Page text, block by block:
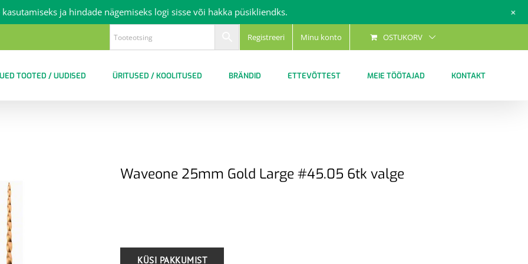
Registreeri Minu konto OSTUKORV
TOOTED / UUDISED ÜRITUSED / KOOLITUSED BRÄNDID ETTEVÕTTEST MEIE TÖÖTAJAD KONTAKT
Waveone 25mm Gold Large #45.05 6tk valge
kasutamiseks ja hindade nägemiseks logi sisse või hakka püsikliendks. +